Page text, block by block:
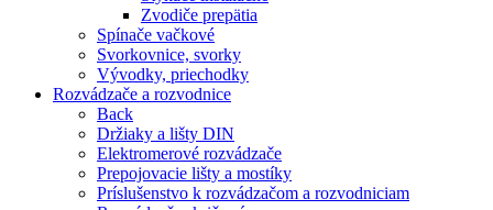
Zvodiče prepätia
Spínače vačkové
Svorkovnice, svorky
Vývodky, priechodky
Rozvádzače a rozvodnice
Back
Držiaky a lišty DIN
Elektromerové rozvádzače
Prepojovacie lišty a mostíky
Príslušenstvo k rozvádzačom a rozvodniciam